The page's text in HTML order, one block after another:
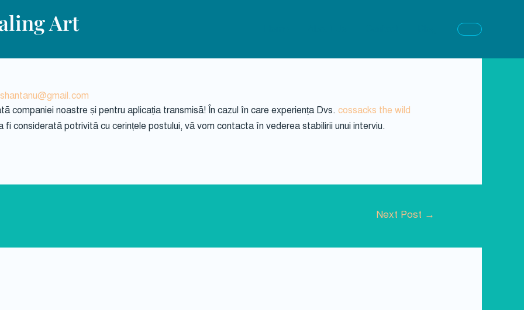
Art
companiei noastre și pentru aplicația transmisă! În cazul în care experiența Dvs. cossacks the wild
considerată potrivită cu cerințele postului, vă vom contacta în vederea stabilirii unui interviu.
Next Post →